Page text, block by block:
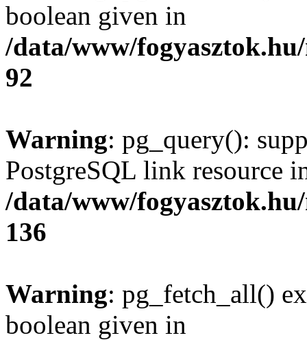
boolean given in
/data/www/
92
Warning: pg_query():
PostgreSQL link resource
/data/www/
136
Warning: pg_fetch_all()
boolean given in